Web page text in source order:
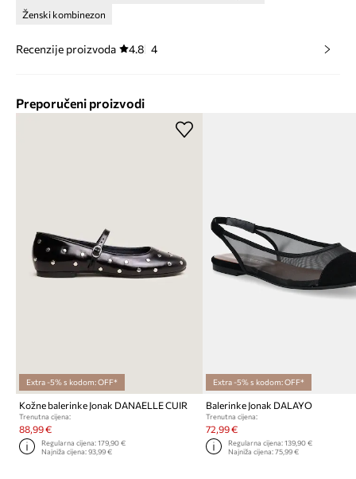
Ženski kombinezon
Recenzije proizvoda 4.8 4
Preporučeni proizvodi
Extra -5% s kodom: OFF*
Kožne balerinke Jonak DANAELLE CUIR
Trenutna cijena:
88,99 €
Regularna cijena:179,90 €
Najniža cijena:93,99 €
Extra -5% s kodom: OFF*
Balerinke Jonak DALAYO
Trenutna cijena:
72,99 €
Regularna cijena: 139,90 €
Najniža cijena: 75,99 €